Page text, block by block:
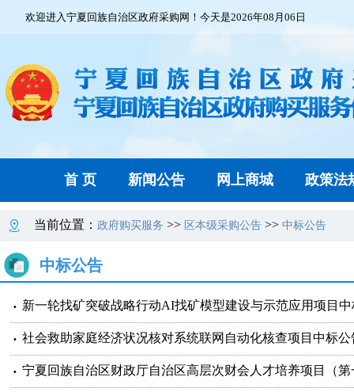
欢迎进入宁夏回族自治区政府采购网！今天是2026年08月06日
首 页 新闻公告 网上商城 政策法
当前位置： 政府购买服务 >> 区本级采购公告 >> 中标公告
中标公告
新一轮找矿突破战略行动AI找矿模型建设与示范应用项目
社会救助家庭经济状况核对系统联网自动化核查项目中标公
宁夏回族自治区财政厅自治区高层次财会人才培养项目（